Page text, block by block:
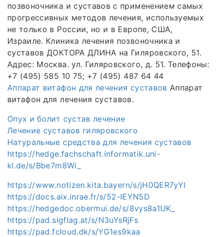
позвоночника и суставов с применением самых
прогрессивных методов лечения, используемых
не только в России, но и в Европе, США,
Израиле. Клиника лечения позвоночника и
суставов ДОКТОРА ДЛИНА на Гиляровского, 51.
Адрес: Москва. ул. Гиляровского, д. 51. Телефоны:
+7 (495) 585 10 75; +7 (495) 487 64 44
Аппарат витафон для лечения суставов Аппарат
витафон для лечения суставов.
Опух и болит сустав лечение
Лечение суставов гиляровского
Натуральные средства для лечения суставов
https://hedge.fachschaft.informatik.uni-
kl.de/s/Bbe7m8Wi_
https://www.notizen.kita.bayern/s/jH0QER7yYI
https://docs.aix.inrae.fr/s/52-lEYN5D
https://hedgedoc.obermui.de/s/8vys8a1UK_
https://pad.sigflag.at/s/N3uYsRjFs
https://pad.fcloud.dk/s/YG1es9kaa